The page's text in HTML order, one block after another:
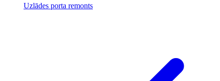
Uzlādes porta remonts